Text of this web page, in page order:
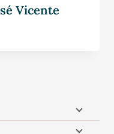
Vicente